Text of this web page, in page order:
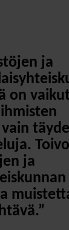
ja
on
ja